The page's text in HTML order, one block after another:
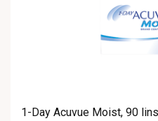
1-Day Acuvue Moist, 90